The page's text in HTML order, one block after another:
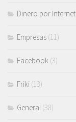
Dinero por Internet
Empresas (11)
Facebook (3)
Friki (13)
General (38)